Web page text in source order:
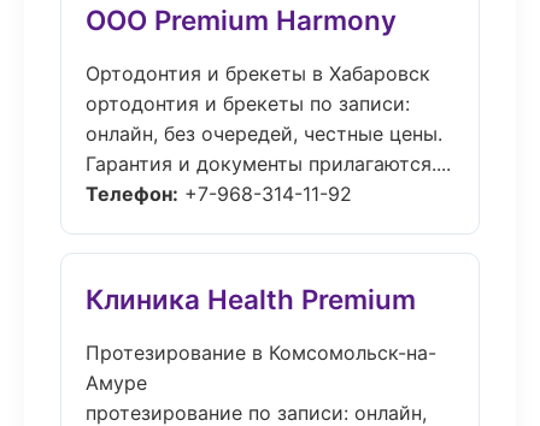
ООО Premium Harmony
Ортодонтия и брекеты в Хабаровск
ортодонтия и брекеты по записи:
онлайн, без очередей, честные цены.
Гарантия и документы прилагаются....
Телефон: +7-968-314-11-92
Клиника Health Premium
Протезирование в Комсомольск-на-
Амуре
протезирование по записи: онлайн,